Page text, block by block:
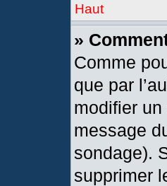
Haut
»
Comme
que par
modifier
message
sondage).
supprimer